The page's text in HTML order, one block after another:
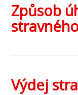
Způsob
Výdej